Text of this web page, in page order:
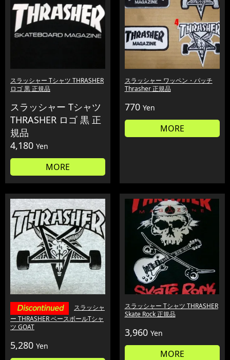
スラッシャー Tシャツ THRASHER
ロゴ 黒 正規品
スラッシャー Tシャツ
THRASHER ロゴ 黒 正
規品
4,180 Yen
MORE
スラッシャー ワッペン・パッチ
Thrasher 正規品
770 Yen
MORE
スラッシャ
ー THRASHER ベースボールTシャ
ツ GOAT
5,280 Yen
スラッシャー Tシャツ THRASHER
Skate Rock 正規品
3,960 Yen
MORE